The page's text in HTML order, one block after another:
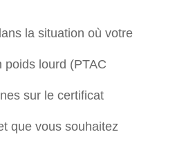
la situation où votre
poids lourd (PTAC
sur le certificat
que vous souhaitez